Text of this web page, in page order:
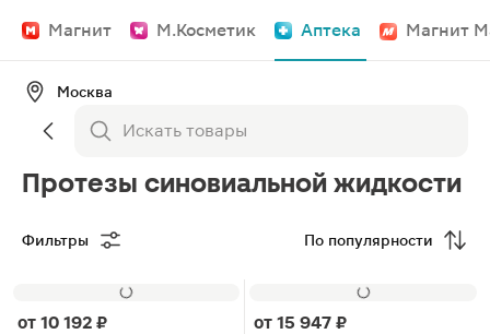
Магнит М.Косметик Аптека Магнит
Москва
Протезы синовиальной жидкости
Фильтры По популярности
от 10 192 ₽ от 15 947 ₽